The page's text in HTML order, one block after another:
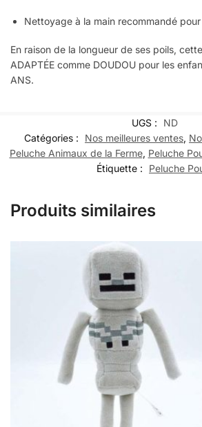
Nettoyage à la main recommandé
En raison de la longueur de ses poils,
ADAPTÉE comme DOUDOU pour les
ANS.
UGS :
ND
Catégories :
Nos meilleures ventes,
Peluche Animaux de la Ferme, Peluche
Étiquette :
Peluche
Produits similaires